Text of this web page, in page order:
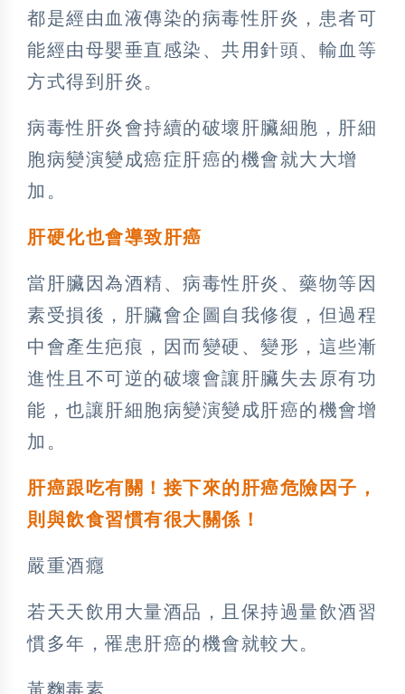
都是經由血液傳染的病毒性肝炎，患者可
能經由母嬰垂直感染、共用針頭、輸血等
方式得到肝炎。
病毒性肝炎會持續的破壞肝臟細胞，肝細
胞病變演變成癌症肝癌的機會就大大增
加。
肝硬化也會導致肝癌
當肝臟因為酒精、病毒性肝炎、藥物等因
素受損後，肝臟會企圖自我修復，但過程
中會產生疤痕，因而變硬、變形，這些漸
進性且不可逆的破壞會讓肝臟失去原有功
能，也讓肝細胞病變演變成肝癌的機會增
加。
肝癌跟吃有關！接下來的肝癌危險因子，
則與飲食習慣有很大關係！
嚴重酒癮
若天天飲用大量酒品，且保持過量飲酒習
慣多年，罹患肝癌的機會就較大。
黃麴毒素